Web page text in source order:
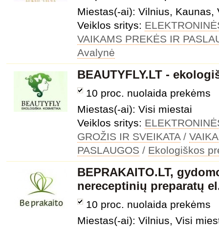
Miestas(-ai): Vilnius, Kaunas,
Veiklos sritys:
VAIKAMS PREKĖS IR
Avalynė
BEAUTYFLY.LT -
10 proc. nuolaida prekėms
Miestas(-ai): Visi miestai
Veiklos sritys:
GROŽIS IR SVEIKATA/
PASLAUGOS / Ekologiškos
BEPRAKAITO.LT,
nereceptinių preparatų
10 proc. nuolaida prekėms
Miestas(-ai): Vilnius, Visi